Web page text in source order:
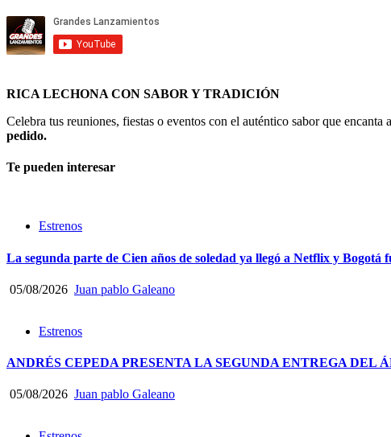
RICA LECHONA CON SABOR Y TRADICIÓN
Celebra tus reuniones, fiestas o eventos con el auténtico sabor que
pedido.
Te pueden interesar
Estrenos
La segunda parte de Cien años de soledad ya llegó a Netflix y Bogotá
05/08/2026 Juan pablo Galeano
Estrenos
ANDRÉS CEPEDA PRESENTA LA SEGUNDA ENTREGA DEL
05/08/2026 Juan pablo Galeano